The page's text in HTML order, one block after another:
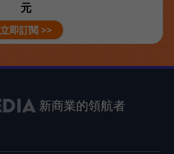
元
立即訂閱 >>
新商業的領航者